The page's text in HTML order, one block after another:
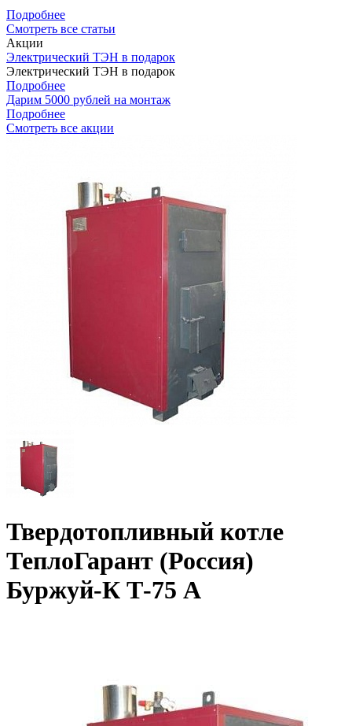
Подробнее
Смотреть все статьи
Акции
Электрический ТЭН в подарок
Электрический ТЭН в подарок
Подробнее
Дарим 5000 рублей на монтаж
Подробнее
Смотреть все акции
Твердотопливный котле
ТеплоГарант (Россия)
Буржуй-К Т-75 А